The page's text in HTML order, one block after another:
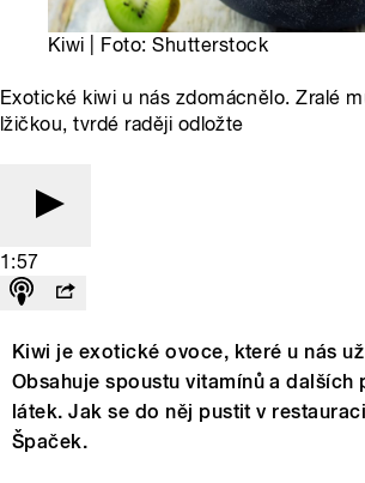
Kiwi | Foto: Shutterstock
Exotické kiwi u nás zdomácnělo. Zralé
lžičkou, tvrdé raději odložte
1:57
Kiwi je exotické ovoce, které u nás
Obsahuje spoustu vitamínů a dalších
látek. Jak se do něj pustit v
Špaček.